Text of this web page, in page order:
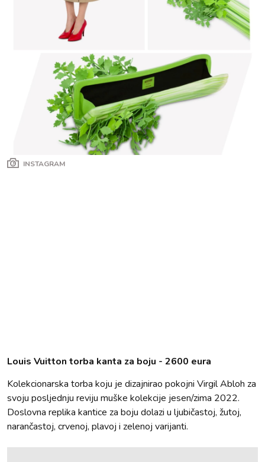
INSTAGRAM
Louis Vuitton torba kanta za boju - 2600 eura
Kolekcionarska torba koju je dizajnirao pokojni Virgil Abloh za
svoju posljednju reviju muške kolekcije jesen/zima 2022.
Doslovna replika kantice za boju dolazi u ljubičastoj, žutoj,
narančastoj, crvenoj, plavoj i zelenoj varijanti.